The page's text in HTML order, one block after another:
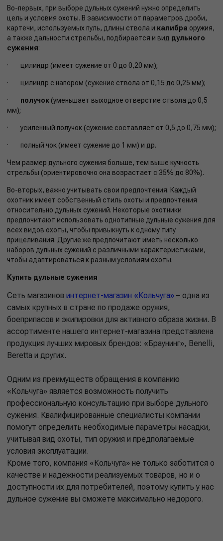
Во-первых, при выборе дульных сужений нужно определить
цель и условия охоты. В зависимости от параметров дроби,
картечи, используемых пуль, длины ствола и калибра оружия,
а также дальности стрельбы, подбирается и вид дульного
сужения:
· цилиндр (имеет сужение от 0 до 0,20 мм);
· цилиндр с напором (сужение ствола от 0,15 до 0,25 мм);
· получок (уменьшает выходное отверстие ствола до 0,5
мм);
· усиленный получок (сужение составляет от 0,5 до 0,75 мм);
· полный чок (имеет сужение до 1 мм) и др.
Чем размер дульного сужения больше, тем выше кучность
стрельбы (ориентировочно она возрастает с 35% до 80%).
Во-вторых, важно учитывать свои предпочтения. Каждый
охотник имеет собственный стиль охоты и предпочтения
относительно дульных сужений. Некоторые охотники
предпочитают использовать однотипные дульные сужения для
всех видов охоты, чтобы привыкнуть к одному типу
прицеливания. Другие же предпочитают иметь несколько
наборов дульных сужений с различными характеристиками,
чтобы адаптироваться к разным условиям охоты.
Купить дульные сужения
Сеть магазинов интернет-магазин «Кольчуга» – одна из
самых крупных в стране по продаже оружия,
боеприпасов и экипировки для активного образа жизни. В
ассортименте нашего интернет-магазина представлена
продукция лучших мировых брендов: «Браунинг», Benelli,
Beretta и других.
Одним из преимуществ обращения в компанию
«Кольчуга» является возможность получить
профессиональную консультацию при выборе дульного
сужения. Квалифицированные специалисты компании
помогут определить необходимые параметры насадки,
учитывая вид охоты, тип оружия и предполагаемые
условия эксплуатации.
Кроме того, компания «Кольчуга» не только заботится о
качестве и надежности реализуемых товаров, но и о
доступности их для потребителей, поэтому купить у нас
дульное сужение вы сможете максимально недорого.